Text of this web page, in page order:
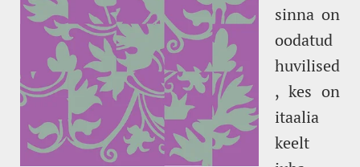
sinna on
oodatud
huvilised
, kes on
itaalia
keelt